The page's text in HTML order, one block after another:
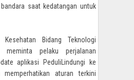
saat kedatangan untuk
Bidang Teknologi
meminta pelaku perjalanan
aplikasi PeduliLindungi ke
aturan terkini